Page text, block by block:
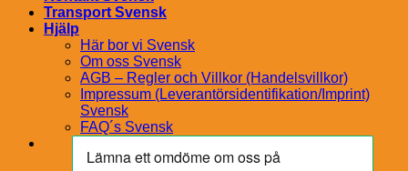
Transport Svensk
Hjälp
Här bor vi Svensk
Om oss Svensk
AGB – Regler och Villkor (Handelsvillkor)
Impressum (Leverantörsidentifikation/Imprint)
Svensk
FAQ´s Svensk